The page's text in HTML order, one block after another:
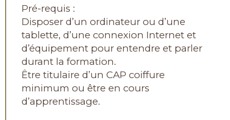
Pré-requis :
Disposer d’un ordinateur ou d’une
tablette, d’une connexion Internet et
d’équipement pour entendre et parler
durant la formation.
Être titulaire d’un CAP coiffure
minimum ou être en cours
d’apprentissage.